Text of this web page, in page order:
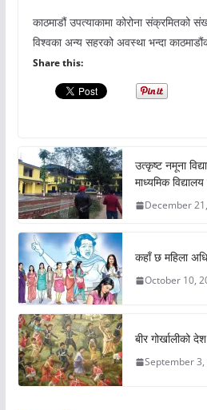
काठमाडौं उपत्याकामा कोरोना संक्रमितको
विश्वका अन्य सहरको अवस्था भन्दा
Share this:
उत्कृष्ट नमूना
माध्यमिक
December
कहाँ छ महिला
October 10,
बीर गोर्खालीको
September 3,